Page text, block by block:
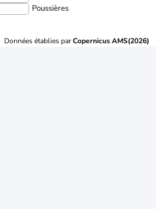
Poussières
Données établies parCopernicus AMS(2026)